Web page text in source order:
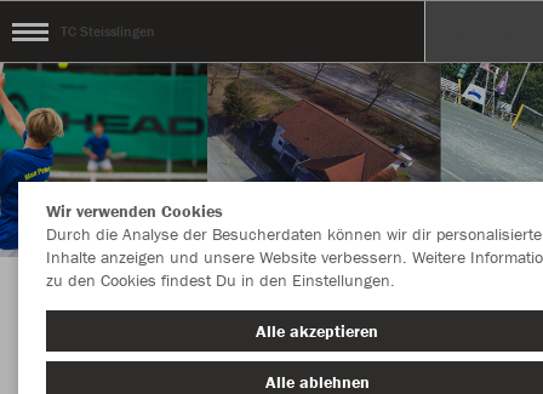
TC Steisslingen
Herzlich Willkommen im Teamshop TC
Steisslingen
Wir verwenden Cookies
Durch die Analyse der Besucherdaten können wir dir personalisierte
Inhalte anzeigen und unsere Website verbessern. Weitere
zu den Cookies findest Du in den Einstellungen.
Alle akzeptieren
Alle ablehnen